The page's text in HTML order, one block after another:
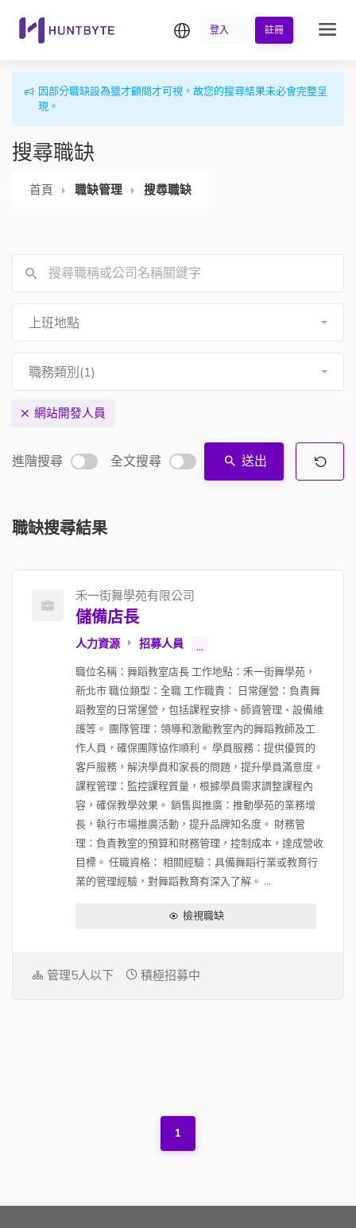
繁中登入 註冊
因部分職缺設為獵才顧問才可視，故您的搜尋結果未必會完整呈
現。
搜尋職缺
首頁 職缺管理 搜尋職缺
上班地點
職務類別(1)
網站開發人員
進階搜尋 全文搜尋 送出
職缺搜尋結果
禾一街舞學苑有限公司
儲備店長
人力資源 招募人員 ...
職位名稱：舞蹈教室店長 工作地點：禾一街舞學苑，
新北市 職位類型：全職 工作職責： 日常運營：負責舞
蹈教室的日常運營，包括課程安排、師資管理、設備維
護等。 團隊管理：領導和激勵教室內的舞蹈教師及工
作人員，確保團隊協作順利。 學員服務：提供優質的
客戶服務，解決學員和家長的問題，提升學員滿意度。
課程管理：監控課程質量，根據學員需求調整課程內
容，確保教學效果。 銷售與推廣：推動學苑的業務增
長，執行市場推廣活動，提升品牌知名度。 財務管
理：負責教室的預算和財務管理，控制成本，達成營收
目標。 任職資格： 相關經驗：具備舞蹈行業或教育行
業的管理經驗，對舞蹈教育有深入了解。 ...
檢視職缺
管理5人以下 積極招募中
1